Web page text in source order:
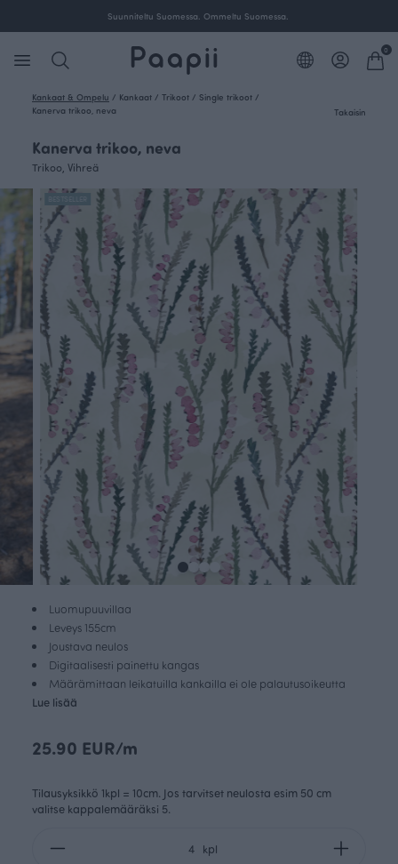
Suunniteltu Suomessa. Ommeltu Suomessa.
0
Kankaat & Ompelu / Kankaat / Trikoot / Single trikoot /
Kanerva trikoo, neva
Takaisin
Kanerva trikoo, neva
Trikoo, Vihreä
Luomupuuvillaa
Leveys 155cm
Joustava neulos
Digitaalisesti painettu kangas
Määrämittaan leikatuilla kankailla ei ole palautusoikeutta
Lue lisää
25.90 EUR/m
Tilausyksikkö 1kpl = 10cm. Jos tarvitset neulosta esim 50 cm
valitse kappalemääräksi 5.
kpl